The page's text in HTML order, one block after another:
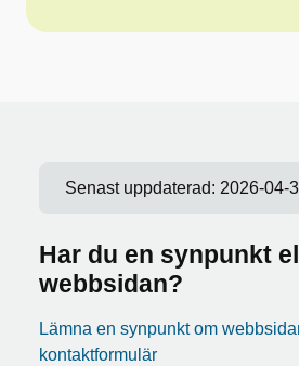
Senast uppdaterad: 2026-04-
Har du en synpunkt
webbsidan?
Lämna en synpunkt om
kontaktformulär